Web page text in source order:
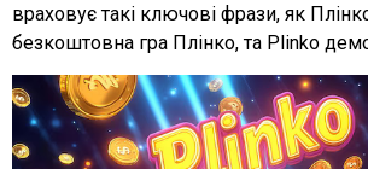
враховує такі ключові фрази, як
безкоштовна гра Плінко, та Рlinko